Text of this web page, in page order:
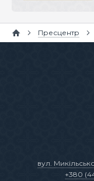
Пресцентр
вул.
+380